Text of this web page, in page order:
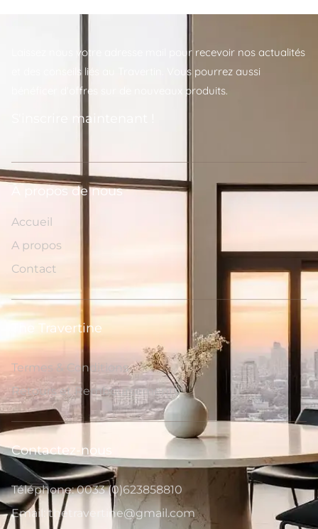
Laissez nous votre adresse mail pour recevoir nos actualités
et des conseils liés au Travertin. Vous pourrez aussi
bénéficer d'offres sur de nouveaux produits.
S'inscrire maintenant !
A propos de nous
Accueil
A propos
Contact
The Travertine
Termes & Conditions
Retours et Remboursements
Contactez-nous
Téléphone: 0033 (0)623858810
Email: thetravertine@gmail.com